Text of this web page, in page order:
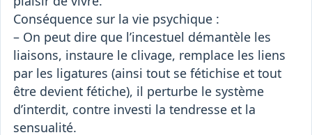
Conséquence sur la vie psychique :
– On peut dire que l’incestuel démantèle les
liaisons, instaure le clivage, remplace les liens
par les ligatures (ainsi tout se fétichise et tout
être devient fétiche), il perturbe le système
d’interdit, contre investi la tendresse et la
sensualité.